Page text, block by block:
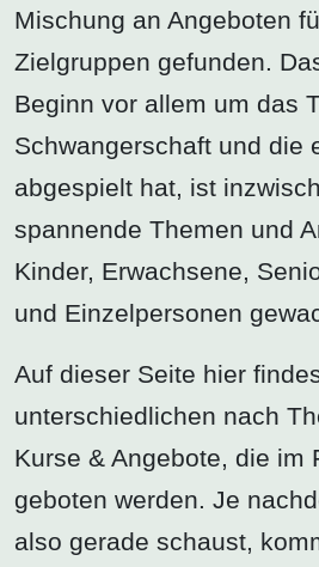
Mischung an Angeboten
Zielgruppen gefunden.
Beginn vor allem um das
Schwangerschaft und die
abgespielt hat, ist
spannende Themen und
Kinder, Erwachsene,
und Einzelpersonen
Auf dieser Seite hier
unterschiedlichen nach
Kurse & Angebote, die im
geboten werden. Je
also gerade schaust,